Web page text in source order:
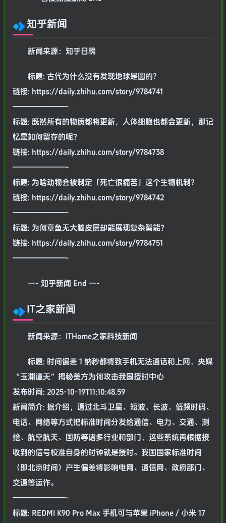
知乎新闻
新闻来源：知乎日榜
标题: 古代为什么没有发现地球是圆的?
链接: https://daily.zhihu.com/story/9784741
———————-
标题: 既然所有的物质都将更新，人体细胞也都会更新，那记
忆是如何留存的呢？
链接: https://daily.zhihu.com/story/9784738
———————-
标题: 为啥动物会被制定「死亡很痛苦」这个生物机制？
链接: https://daily.zhihu.com/story/9784742
———————-
标题: 为何章鱼无大脑皮层却能展现复杂智能？
链接: https://daily.zhihu.com/story/9784751
———————-
—- 知乎新闻 End —-
IT之家新闻
新闻来源：ITHome之家科技新闻
标题: 时间偏差 1 纳秒都将致手机无法通话和上网，央媒
“玉渊谭天”揭秘美方为何攻击我国授时中心
发布时间: 2025-10-19T11:10:48.59
新闻简介: 据介绍，通过北斗卫星、短波、长波、低频时码、
电话、网络等方式把标准时间分发给通信、电力、交通、测
绘、航空航天、国防等诸多行业和部门，这些系统再根据接
收到的信号校准自身的时钟就是授时。我国国家标准时间
（即北京时间）产生偏差将影响电网、通信网、政府部门、
交通等运作。
———————-
标题: REDMI K90 Pro Max 手机可与苹果 iPhone / 小米 17